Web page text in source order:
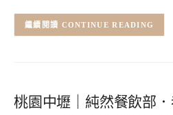
CONTINUE READING
桃園中壢｜純然餐飲部